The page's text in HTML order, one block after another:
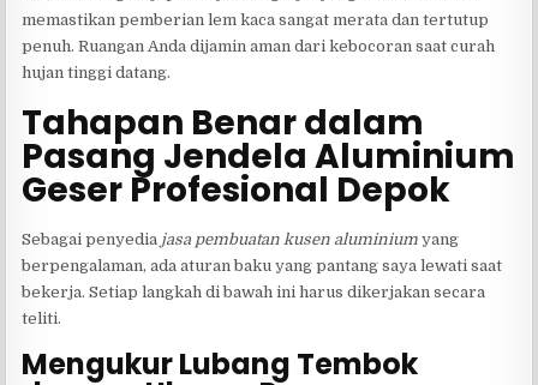
memastikan pemberian lem kaca sangat merata dan tertutup
penuh. Ruangan Anda dijamin aman dari kebocoran saat curah
hujan tinggi datang.
Tahapan Benar dalam
Pasang Jendela Aluminium
Geser Profesional Depok
Sebagai penyedia jasa pembuatan kusen aluminium yang
berpengalaman, ada aturan baku yang pantang saya lewati saat
bekerja. Setiap langkah di bawah ini harus dikerjakan secara
teliti.
Mengukur Lubang Tembok